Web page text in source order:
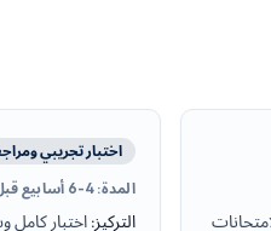
اختبار تجريبي
المدة:4-6 أسابيع قبل الامتحان
التركيز: اختبار كامل